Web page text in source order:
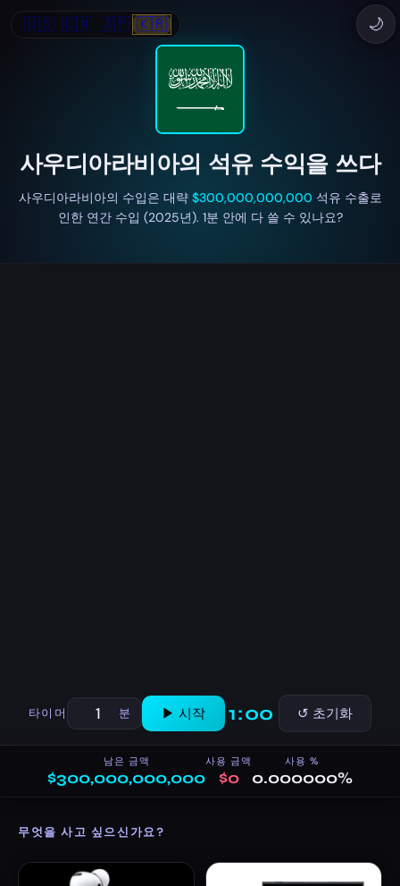
🇺🇸 🇨🇳 🇯🇵 🇰🇷 🌙
사우디아라비아의 석유 수익을 쓰다
사우디아라비아의 수입은 대략 $300,000,000,000 석유 수출로
인한 연간 수입 (2025년). 1분 안에 다 쓸 수 있나요?
타이머 분 ▶ 시작 1:00 ↺ 초기화
남은 금액
$300,000,000,000
사용 금액
$0
사용 %
0.000000%
무엇을 사고 싶으신가요?